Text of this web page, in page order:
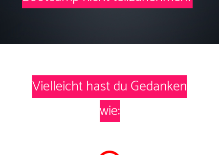
Vielleicht hast du Gedanken
wie: